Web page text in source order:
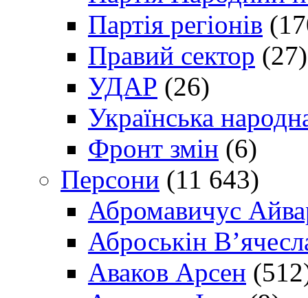
Партія регіонів
Правий сектор (27)
УДАР (26)
Українська
Фронт змін (6)
Персони (11 643)
Абромавичус
Аброськін
Аваков Арсен